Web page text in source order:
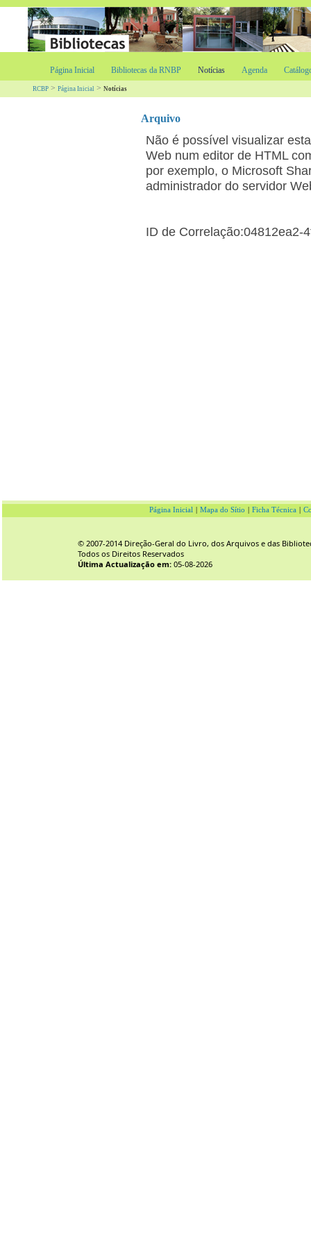
Página Inicial Bibliotecas da RNBP Notícias Agenda
RCBP > Página Inicial > Notícias
Arquivo
Não é possível visualizar
Web num editor de HTML
por exemplo, o Microsoft
administrador do servidor
ID de Correlação:04812ea2-
Página Inicial Mapa do Sítio Ficha Técnica
© 2007-2014 Direção-Geral do Livro, dos Arquivos e das
Todos os Direitos Reservados
Última Actualização em: 05-08-2026